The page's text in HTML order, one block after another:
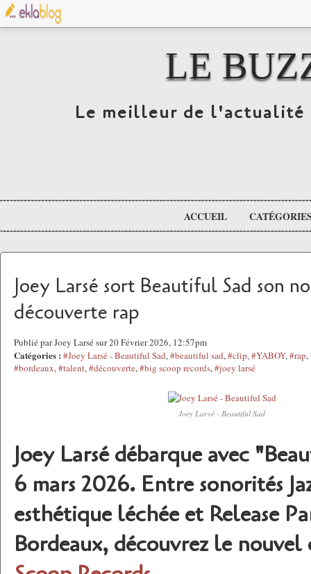
LE
Le meilleur de
ACCUEIL
Joey Larsé sort Beautiful Sad son
découverte rap
Publié par Joey Larsé sur 20 Février 2026, 12:57pm
Catégories : #Joey Larsé - Beautiful Sad,#beautiful sad,#clip,#YABOY,#rap,
#bordeaux,#talent,#découverte,#big scoop records,#joey larsé
Joey Larsé - Beautiful Sad
Joey Larsé débarque avec
6 mars 2026. Entre sonorités
esthétique léchée et Release
Bordeaux, découvrez le